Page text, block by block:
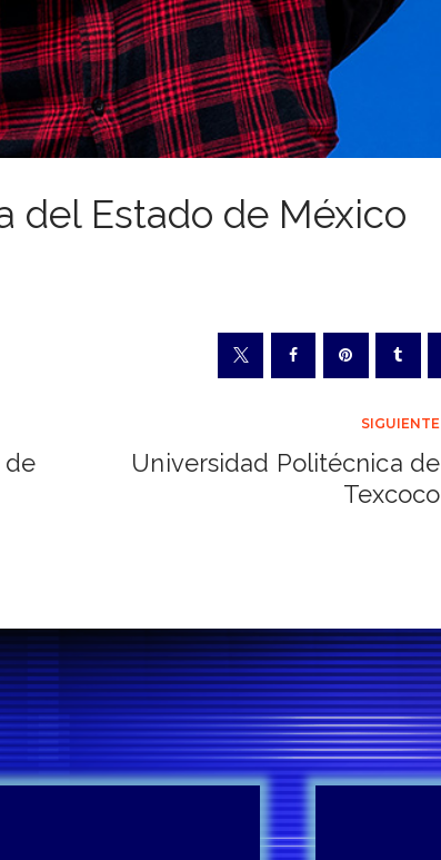
del Estado de México
de
SIGUIENTE
Universidad Politécnica de
Texcoco